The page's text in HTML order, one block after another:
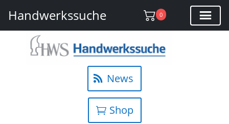
Handwerkssuche 0
News
Shop